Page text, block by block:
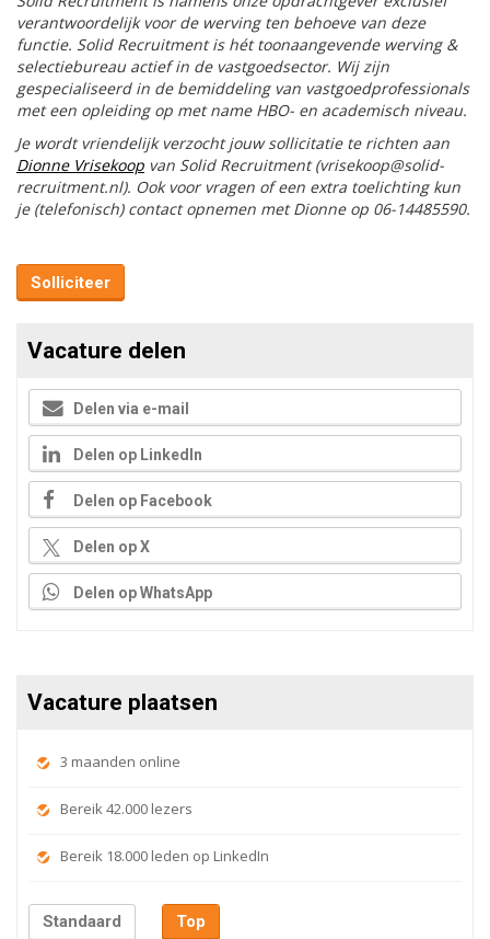
verantwoordelijk voor de werving ten behoeve van deze
functie. Solid Recruitment is hét toonaangevende werving &
selectiebureau actief in de vastgoedsector. Wij zijn
gespecialiseerd in de bemiddeling van vastgoedprofessionals
met een opleiding op met name HBO- en academisch niveau.
Je wordt vriendelijk verzocht jouw sollicitatie te richten aan
Dionne Vrisekoop van Solid Recruitment (vrisekoop@solid-
recruitment.nl). Ook voor vragen of een extra toelichting kun
je (telefonisch) contact opnemen met Dionne op 06-14485590.
Solliciteer
Vacature delen
Delen via e-mail
Delen op LinkedIn
Delen op Facebook
Delen op X
Delen op WhatsApp
Vacature plaatsen
3 maanden online
Bereik 42.000 lezers
Bereik 18.000 leden op LinkedIn
Standaard Top